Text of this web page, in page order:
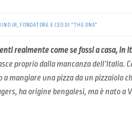
JR, FONDATORE E CEO DI “THE ONE”
realmente come se fossi a casa, in
proprio dalla mancanza dell’Italia.
mangiare una pizza da un pizzaiolo
ha origine bengalesi, ma è nato a